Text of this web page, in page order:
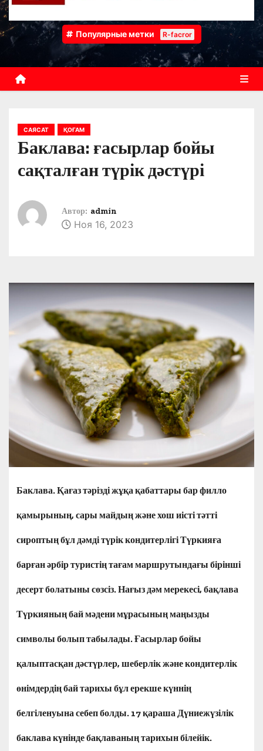
Популярные метки R-facror
САЯСАТ ҚОҒАМ
Баклава: ғасырлар бойы
сақталған түрік дәстүрі
Автор: admin
Ноя 16, 2023
Баклава. Қағаз тәрізді жұқа қабаттары бар филло
қамырының, сары майдың және хош иісті тәтті
сироптың бұл дәмді түрік кондитерлігі Түркияға
барған әрбір туристің тағам маршрутындағы бірінші
десерт болатыны сөзсіз. Нағыз дәм мерекесі, бақлава
Түркияның бай мәдени мұрасының маңызды
символы болып табылады. Ғасырлар бойы
қалыптасқан дәстүрлер, шеберлік және кондитерлік
өнімдердің бай тарихы бұл ерекше күннің
белгіленуына себеп болды. 17 қараша Дүниежүзілік
баклава күнінде бақлаваның тарихын білейік.